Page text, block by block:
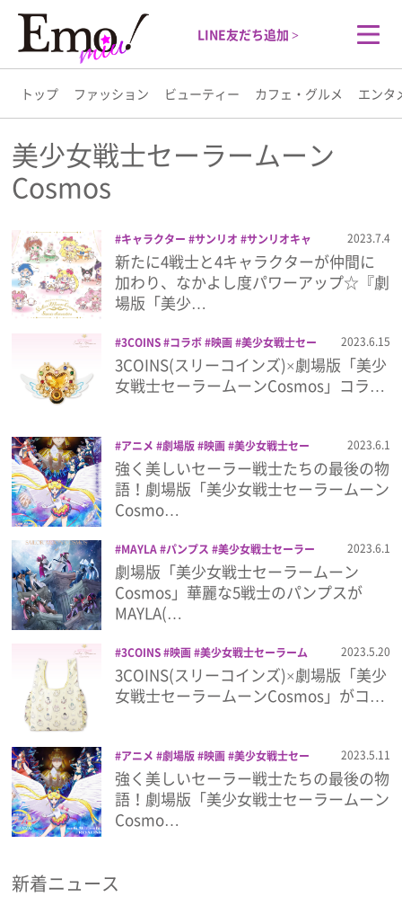
LINE友だち追加 >
トップ ファッション ビューティー カフェ・グルメ エンタ
トップ
ファッション
ビューティー
カフェ・グルメ
エンタメ
ライフスタイル
プレゼント
インタビュー
フィルム
Emoメン
ランキング
Emo!miuとは？
免責事項
プライバシーポリシー
美少女戦士セーラームーン
Cosmos
キャラクター サンリオ
サンリオキャ
ラクターズ
美少女戦士セーラームーン
Cosmos
雑貨
2023.7.4
新たに4戦士と4キャラクターが仲間に
加わり、なかよし度パワーアップ☆『劇
場版「美少…
3COINS コラボ 映画 美少女戦士セー
ラームーン
美少女戦士セーラームーン
Cosmos
雑貨
2023.6.15
3COINS(スリーコインズ)×劇場版「美少
女戦士セーラームーンCosmos」コラ…
アニメ 劇場版 映画 美少女戦士セー
ラームーン
美少女戦士セーラームーン
Cosmos
2023.6.1
強く美しいセーラー戦士たちの最後の物
語！劇場版「美少女戦士セーラームーン
Cosmo…
MAYLA パンプス
美少女戦士セーラー
ムーン 美少女戦士セーラームーン
Cosmos
2023.6.1
劇場版「美少女戦士セーラームーン
Cosmos」華麗な5戦士のパンプスが
MAYLA(…
3COINS 映画 美少女戦士セーラーム
ーン 美少女戦士セーラームーンCosmos
雑貨
2023.5.20
3COINS(スリーコインズ)×劇場版「美少
女戦士セーラームーンCosmos」がコ…
アニメ 劇場版 映画 美少女戦士セー
ラームーン
美少女戦士セーラームーン
Cosmos
2023.5.11
強く美しいセーラー戦士たちの最後の物
語！劇場版「美少女戦士セーラームーン
Cosmo…
新着ニュース